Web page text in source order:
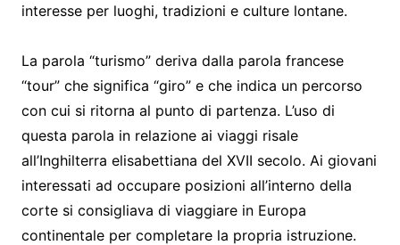
interesse per luoghi, tradizioni e culture lontane.
La parola “turismo” deriva dalla parola francese
“tour” che significa “giro” e che indica un percorso
con cui si ritorna al punto di partenza. L’uso di
questa parola in relazione ai viaggi risale
all’Inghilterra elisabettiana del XVII secolo. Ai giovani
interessati ad occupare posizioni all’interno della
corte si consigliava di viaggiare in Europa
continentale per completare la propria istruzione.